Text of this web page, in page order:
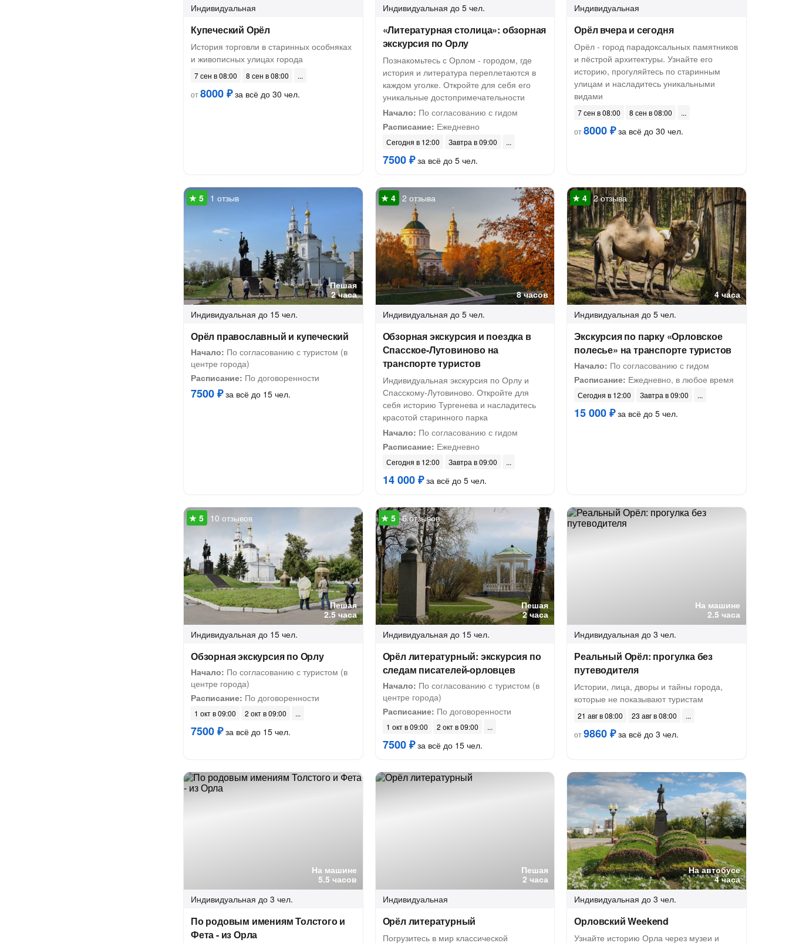
Индивидуальная
Купеческий Орёл
История торговли в старинных особняках
и живописных улицах города
7 сен в 08:00
8 сен в 08:00
от8000 ₽за всё до 30 чел.
Индивидуальная до 5 чел.
«Литературная столица»: обзорная
экскурсия по Орлу
Познакомьтесь с Орлом - городом, где
история и литература переплетаются в
каждом уголке. Откройте для себя его
уникальные достопримечательности
Начало: По согласованию с гидом
Расписание: Ежедневно
Сегодня в 12:00 Завтра в 09:00
7500 ₽за всё до 5 чел.
Индивидуальная
Орёл вчера и сегодня
Орёл - город парадоксальных памятников
и пёстрой архитектуры. Узнайте его
историю, прогуляйтесь по старинным
улицам и насладитесь уникальными
видами
7 сен в 08:00
8 сен в 08:00
от8000 ₽за всё до 30 чел.
Пешая
2 часа
1 отзыв
Индивидуальная до 15 чел.
Орёл православный и купеческий
Начало: По согласованию с туристом (в
центре города)
Расписание: По договоренности
7500 ₽за всё до 15 чел.
8 часов
2 отзыва
Индивидуальная до 5 чел.
Обзорная экскурсия и поездка в
Спасское-Лутовиново на
транспорте туристов
Индивидуальная экскурсия по Орлу и
Спасскому-Лутовиново. Откройте для
себя историю Тургенева и насладитесь
красотой старинного парка
Начало: По согласованию с гидом
Расписание: Ежедневно
Сегодня в 12:00 Завтра в 09:00
14 000 ₽за всё до 5 чел.
4 часа
2 отзыва
Индивидуальная до 5 чел.
Экскурсия по парку «Орловское
полесье» на транспорте туристов
Начало: По согласованию с гидом
Расписание: Ежедневно, в любое время
Сегодня в 12:00 Завтра в 09:00
15 000 ₽за всё до 5 чел.
Пешая
2.5 часа
10 отзывов
Индивидуальная до 15 чел.
Обзорная экскурсия по Орлу
Начало: По согласованию с туристом (в
центре города)
Расписание: По договоренности
1 окт в 09:00 2 окт в 09:00
7500 ₽за всё до 15 чел.
Пешая
2 часа
6 отзывов
Индивидуальная до 15 чел.
Орёл литературный: экскурсия по
следам писателей-орловцев
Начало: По согласованию с туристом (в
центре города)
Расписание: По договоренности
1 окт в 09:00 2 окт в 09:00
7500 ₽за всё до 15 чел.
На машине
2.5 часа
Индивидуальная до 3 чел.
Реальный Орёл: прогулка без
путеводителя
Истории, лица, дворы и тайны города,
которые не показывают туристам
21 авг в 08:00
23 авг в 08:00
от9860 ₽за всё до 3 чел.
На машине
5.5 часов
Индивидуальная до 3 чел.
По родовым имениям Толстого и
Фета - из Орла
Пешая
2 часа
Индивидуальная
Орёл литературный
Погрузитесь в мир классической
На автобусе
4 часа
Индивидуальная до 3 чел.
Орловский Weekend
Узнайте историю Орла через музеи и